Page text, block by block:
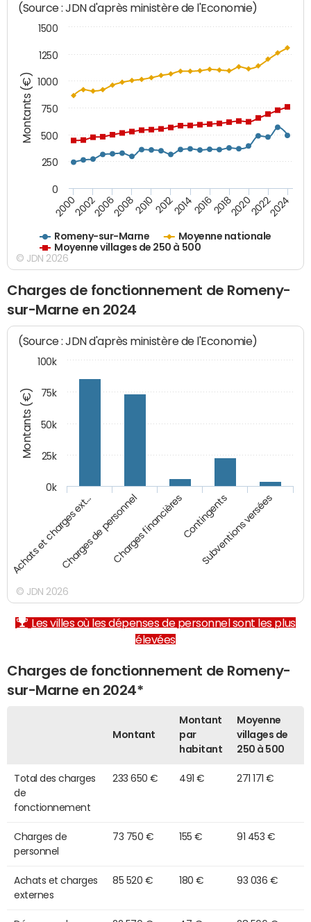
Montants (€)
(Source : JDN d'après ministère de l'Economie)
Romeny-sur-Marne
Moyenne nationale
Moyenne villages de 250 à 500
200020022006200820102012201420162018202020222024
0
250
500
750
1000
1250
1500
© JDN 2026
Charges de fonctionnement de Romeny-
sur-Marne en 2024
Montants (€)
(Source : JDN d'après ministère de l'Economie)
Achats et charges ext…Charges de personnelCharges financièresContingents
Subventions versées
0k
100k
25k
50k
75k
© JDN 2026
Les villes où les dépenses de personnel sont les plus
élevées
Charges de fonctionnement de Romeny-
sur-Marne en 2024*
Montant
Montant
par
habitant
Moyenne
villages de
250 à 500
Total des charges
de
fonctionnement
233 650 € 491 € 271 171 €
Charges de
personnel
73 750 € 155 € 91 453 €
Achats et charges
externes
85 520 € 180 € 93 036 €